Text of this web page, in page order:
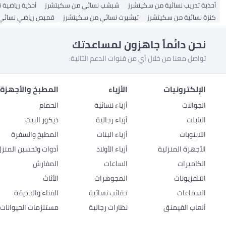
أحذية تدريب نسائية من سكيتشرز
شبشب نسائي من سكيتشرز أحذية
كنزة نسائية من سكيتشرز
تيشيرت نسائي من سكيتشرز قميص رياضي
نحن دائماً جاهزون لمساعدتك
تواصل معنا من خلال أي من قنوات الدعم التالية:
الإلكترونيات
الجوالات
التابلت
اللابتوبات
الأجهزة المنزلية
الكاميرات
التلفزيونات
السماعات
ألعاب القيمنق
الأزياء
أزياء نسائية
أزياء رجالية
أزياء البنات
أزياء الأولاد
الساعات
المجوهرات
حقائب نسائية
نظارات رجالية
المطبخ
الحمام
ديكور البيت
المطبخ والسفرة
أدوات وتحسين
المفارش
الأثاث
الفناء والحديقة
مستلزمات الحيوانات